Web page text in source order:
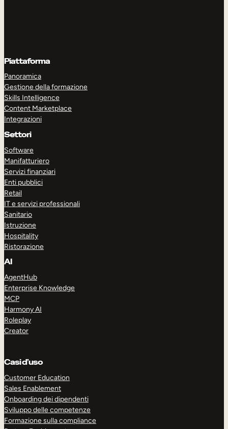
Piattaforma
Panoramica
Gestione della formazione
Skills Intelligence
Content Marketplace
Integrazioni
Settori
Software
Manifatturiero
Servizi finanziari
Enti pubblici
Retail
IT e servizi professionali
Sanitario
Istruzione
Hospitality
Ristorazione
AI
AgentHub
Enterprise Knowledge
MCP
Harmony AI
Roleplay
Creator
Casi d’uso
Customer Education
Sales Enablement
Onboarding dei dipendenti
Sviluppo delle competenze
Formazione sulla compliance